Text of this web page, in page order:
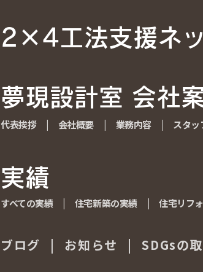
2×4工法支援ネ
2×4工法支援ネ
夢現設計室 会社
夢現設計室 会社
代表挨拶
代表挨拶 会社概要
会社概要 業務内容
業務内容 スタッ
スタッ
実績
実績
すべての実績
すべての実績 住宅新築の実績
住宅新築の実績 住宅リフ
住宅リフ
ブログ
ブログ | お知らせ
お知らせ | SDGsの
SDGsの